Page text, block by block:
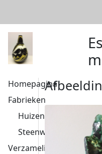
Homepagina
Fabrieken
Huizen
Steenwijk
Verzameling